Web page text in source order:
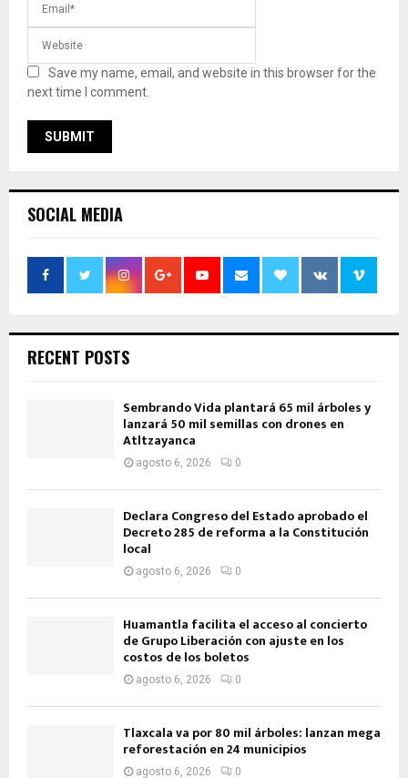
Save my name, email, and website in this browser for the
next time I comment.
SOCIAL MEDIA
RECENT POSTS
Sembrando Vida plantará 65 mil árboles y
lanzará 50 mil semillas con drones en
Atltzayanca
agosto 6, 2026 0
Declara Congreso del Estado aprobado el
Decreto 285 de reforma a la Constitución
local
agosto 6, 2026 0
Huamantla facilita el acceso al concierto
de Grupo Liberación con ajuste en los
costos de los boletos
agosto 6, 2026 0
Tlaxcala va por 80 mil árboles: lanzan mega
reforestación en 24 municipios
agosto 6, 2026 0